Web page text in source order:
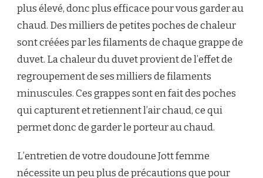
plus élevé, donc plus efficace pour vous garder au
chaud. Des milliers de petites poches de chaleur
sont créées par les filaments de chaque grappe de
duvet. La chaleur du duvet provient de l’effet de
regroupement de ses milliers de filaments
minuscules. Ces grappes sont en fait des poches
qui capturent et retiennent l’air chaud, ce qui
permet donc de garder le porteur au chaud.
L’entretien de votre doudoune Jott femme
nécessite un peu plus de précautions que pour